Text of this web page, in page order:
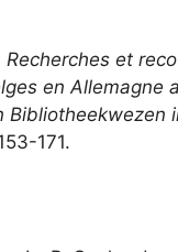
Recherches et
en Allemagne
Bibliotheekwezen
171.